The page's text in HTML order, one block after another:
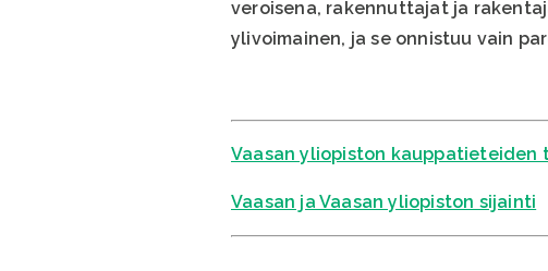
veroisena, rakennuttajat ja
ylivoimainen, ja se onnistuu vain
Vaasan yliopiston kauppatieteiden
Vaasan ja Vaasan yliopiston sijainti